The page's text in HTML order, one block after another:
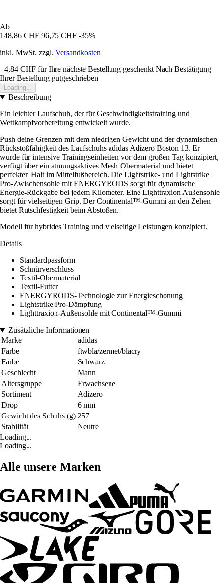
Ab
148,86 CHF 96,75 CHF -35%
inkl. MwSt. zzgl. Versandkosten
+4,84 CHF für Ihre nächste Bestellung geschenkt Nach Bestätigung
Ihrer Bestellung gutgeschrieben
Loading...
Beschreibung
Ein leichter Laufschuh, der für Geschwindigkeitstraining und
Wettkampfvorbereitung entwickelt wurde.
Push deine Grenzen mit dem niedrigen Gewicht und der dynamischen
Rückstoßfähigkeit des Laufschuhs adidas Adizero Boston 13. Er
wurde für intensive Trainingseinheiten vor dem großen Tag konzipiert,
verfügt über ein atmungsaktives Mesh-Obermaterial und bietet
perfekten Halt im Mittelfußbereich. Die Lightstrike- und Lightstrike
Pro-Zwischensohle mit ENERGYRODS sorgt für dynamische
Energie-Rückgabe bei jedem Kilometer. Eine Lighttraxion Außensohle
sorgt für vielseitigen Grip. Der Continental™-Gummi an den Zehen
bietet Rutschfestigkeit beim Abstoßen.
Modell für hybrides Training und vielseitige Leistungen konzipiert.
Details
Standardpassform
Schnürverschluss
Textil-Obermaterial
Textil-Futter
ENERGYRODS-Technologie zur Energieschonung
Lightstrike Pro-Dämpfung
Lighttraxion-Außensohle mit Continental™-Gummi
Zusätzliche Informationen
Marke
adidas
Farbe
ftwbla/zermet/blacry
Farbe
Schwarz
Geschlecht
Mann
Altersgruppe
Erwachsene
Sortiment
Adizero
Drop
6 mm
Gewicht des Schuhs (g) 257
Stabilität
Neutre
Loading...
Loading...
Alle unsere Marken